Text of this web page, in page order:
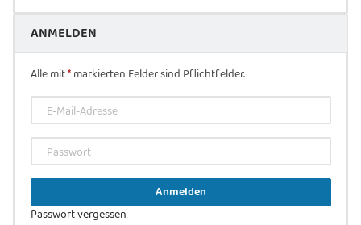
ANMELDEN
Alle mit*markierten Felder sind Pflichtfelder.
E-Mail-Adresse
Passwort
Anmelden
Passwort vergessen